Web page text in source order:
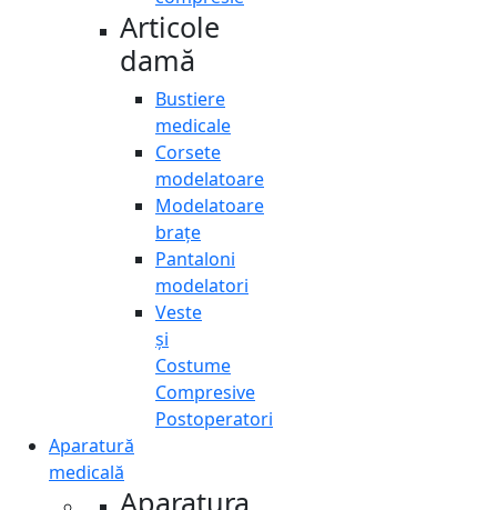
Articole
damă
Bustiere
medicale
Corsete
modelatoare
Modelatoare
brațe
Pantaloni
modelatori
Veste
și
Costume
Compresive
Postoperatori
Aparatură
medicală
Aparatura